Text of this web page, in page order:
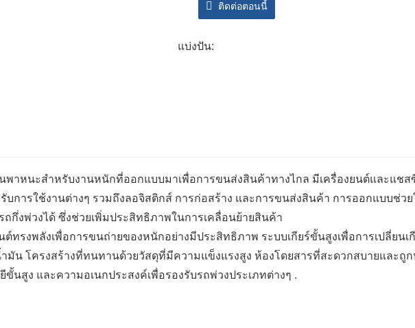
ขับขี่ เพิ่มประสิทธิภาพการทำงานโดยรวม
ปฏิบัติงานเฉพาะด้าน
ติดต่อตอนนี้
แบ่งปัน:
นพาหนะสำหรับงานหนักที่ออกแบบมาเพื่อการขนส่งสินค้าทางไกล มีเครื่องยนต์และแชส
บการใช้งานต่างๆ รวมถึงลอจิสติกส์ การก่อสร้าง และการขนส่งสินค้า การออกแบบช่วย
ถกึ่งพ่วงได้ ซึ่งช่วยเพิ่มประสิทธิภาพในการเคลื่อนย้ายสินค้า
ทรงพลังเพื่อการขนถ่ายของหนักอย่างมีประสิทธิภาพ ระบบเกียร์ขั้นสูงเพื่อการเปลี่ยนเ
มัน โครงสร้างที่ทนทานด้วยวัสดุที่มีความแข็งแรงสูง ห้องโดยสารที่สะดวกสบายและถู
นสูง และความอเนกประสงค์เพื่อรองรับรถพ่วงประเภทต่างๆ .